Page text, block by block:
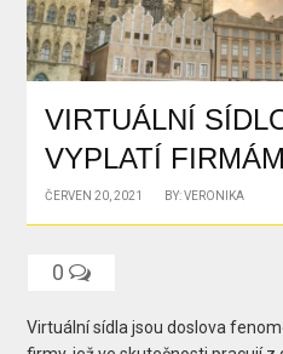
VIRTUÁLNÍ
VYPLATÍ
ČERVEN 20, 2021 BY: VERONIKA
0
Virtuální sídla jsou doslova